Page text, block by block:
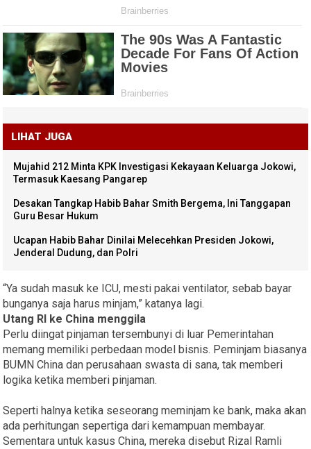
LIHAT JUGA
Mujahid 212 Minta KPK Investigasi Kekayaan Keluarga Jokowi,
Termasuk Kaesang Pangarep
Desakan Tangkap Habib Bahar Smith Bergema, Ini Tanggapan
Guru Besar Hukum
Ucapan Habib Bahar Dinilai Melecehkan Presiden Jokowi,
Jenderal Dudung, dan Polri
“Ya sudah masuk ke ICU, mesti pakai ventilator, sebab bayar
bunganya saja harus minjam,” katanya lagi.
Utang RI ke China menggila
Perlu diingat pinjaman tersembunyi di luar Pemerintahan
memang memiliki perbedaan model bisnis. Peminjam biasanya
BUMN China dan perusahaan swasta di sana, tak memberi
logika ketika memberi pinjaman.
Seperti halnya ketika seseorang meminjam ke bank, maka akan
ada perhitungan sepertiga dari kemampuan membayar.
Sementara untuk kasus China, mereka disebut Rizal Ramli